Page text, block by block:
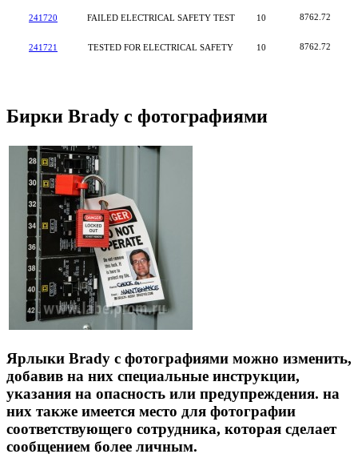
241720 FAILED ELECTRICAL SAFETY TEST 10 8762.72
241721 TESTED FOR ELECTRICAL SAFETY 10 8762.72
Бирки Brady с фотографиями
Ярлыки Brady с фотографиями можно изменить,
добавив на них специальные инструкции,
указания на опасность или предупреждения. на
них также имеется место для фотографии
соответствующего сотрудника, которая сделает
сообщением более личным.